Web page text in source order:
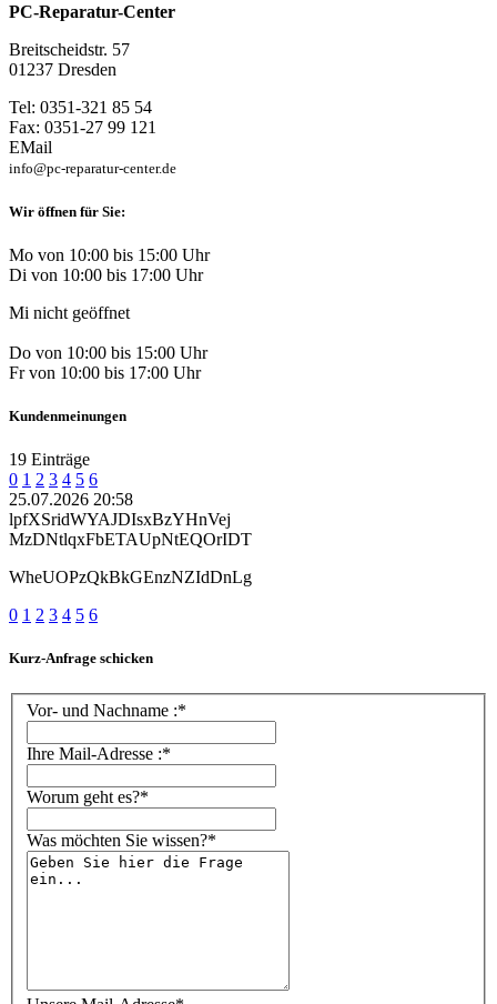
PC-Reparatur-Center
Breitscheidstr. 57
01237 Dresden
Tel: 0351-321 85 54
Fax: 0351-27 99 121
EMail
info@pc-reparatur-center.de
Wir öffnen für Sie:
Mo von 10:00 bis 15:00 Uhr
Di von 10:00 bis 17:00 Uhr
Mi nicht geöffnet
Do von 10:00 bis 15:00 Uhr
Fr von 10:00 bis 17:00 Uhr
Kundenmeinungen
19 Einträge
0 1 2 3 4 5 6
25.07.2026 20:58
lpfXSridWYAJDIsxBzYHnVej
MzDNtlqxFbETAUpNtEQOrIDT
WheUOPzQkBkGEnzNZIdDnLg
0 1 2 3 4 5 6
Kurz-Anfrage schicken
Vor- und Nachname :*
Ihre Mail-Adresse :*
Worum geht es?*
Was möchten Sie wissen?*